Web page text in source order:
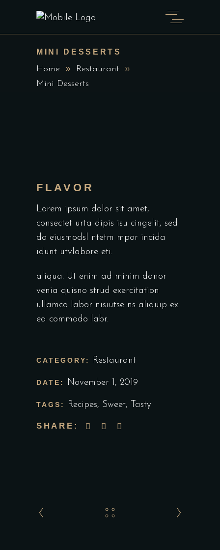
MINI DESSERTS
Home
Restaurant
Mini Desserts
FLAVOR
Lorem ipsum dolor sit amet,
consectet urta dipis isu cingelit, sed
do eiusmodsl ntetm mpor incida
idunt utvlabore eti.
aliqua. Ut enim ad minim danor
venia quisno strud exercitation
ullamco labor nisiutse ns aliquip ex
ea commodo labr.
CATEGORY: Restaurant
DATE: November 1, 2019
TAGS: Recipes, Sweet, Tasty
SHARE: